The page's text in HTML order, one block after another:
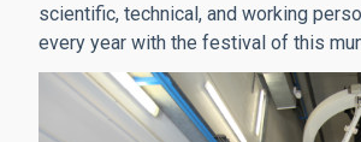
scientific, technical, and working
every year with the festival of this